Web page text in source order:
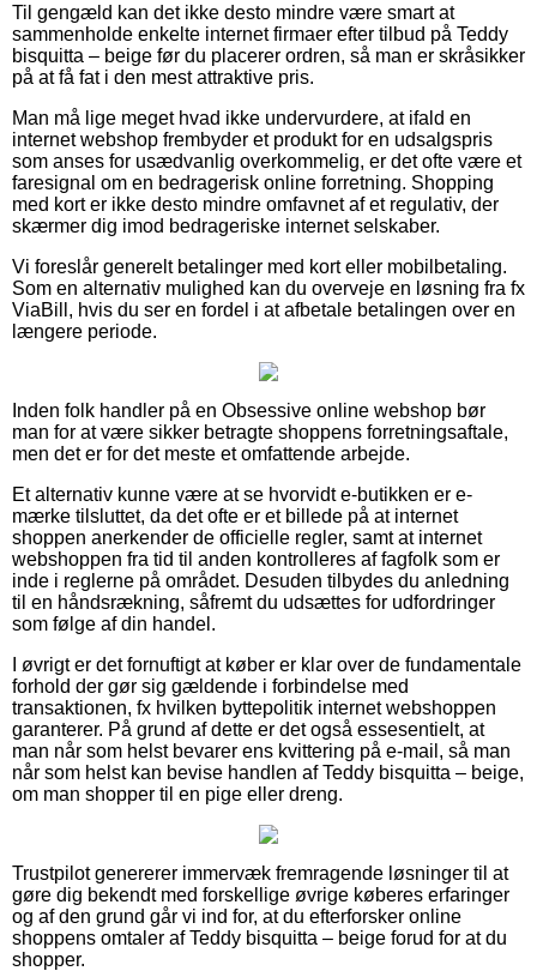
Til gengæld kan det ikke desto mindre være smart at
sammenholde enkelte internet firmaer efter tilbud på Teddy
bisquitta – beige før du placerer ordren, så man er skråsikker
på at få fat i den mest attraktive pris.
Man må lige meget hvad ikke undervurdere, at ifald en
internet webshop frembyder et produkt for en udsalgspris
som anses for usædvanlig overkommelig, er det ofte være et
faresignal om en bedragerisk online forretning. Shopping
med kort er ikke desto mindre omfavnet af et regulativ, der
skærmer dig imod bedrageriske internet selskaber.
Vi foreslår generelt betalinger med kort eller mobilbetaling.
Som en alternativ mulighed kan du overveje en løsning fra fx
ViaBill, hvis du ser en fordel i at afbetale betalingen over en
længere periode.
Inden folk handler på en Obsessive online webshop bør
man for at være sikker betragte shoppens forretningsaftale,
men det er for det meste et omfattende arbejde.
Et alternativ kunne være at se hvorvidt e-butikken er e-
mærke tilsluttet, da det ofte er et billede på at internet
shoppen anerkender de officielle regler, samt at internet
webshoppen fra tid til anden kontrolleres af fagfolk som er
inde i reglerne på området. Desuden tilbydes du anledning
til en håndsrækning, såfremt du udsættes for udfordringer
som følge af din handel.
I øvrigt er det fornuftigt at køber er klar over de fundamentale
forhold der gør sig gældende i forbindelse med
transaktionen, fx hvilken byttepolitik internet webshoppen
garanterer. På grund af dette er det også essesentielt, at
man når som helst bevarer ens kvittering på e-mail, så man
når som helst kan bevise handlen af Teddy bisquitta – beige,
om man shopper til en pige eller dreng.
Trustpilot genererer immervæk fremragende løsninger til at
gøre dig bekendt med forskellige øvrige køberes erfaringer
og af den grund går vi ind for, at du efterforsker online
shoppens omtaler af Teddy bisquitta – beige forud for at du
shopper.